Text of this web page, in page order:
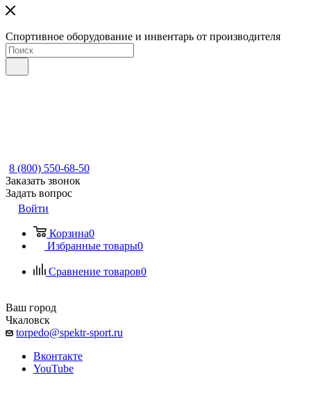
Спортивное оборудование и инвентарь от производителя
8 (800) 550-68-50
Заказать звонок
Задать вопрос
Войти
Корзина0
Избранные товары0
Сравнение товаров0
Ваш город
Чкаловск
torpedo@spektr-sport.ru
Вконтакте
YouTube